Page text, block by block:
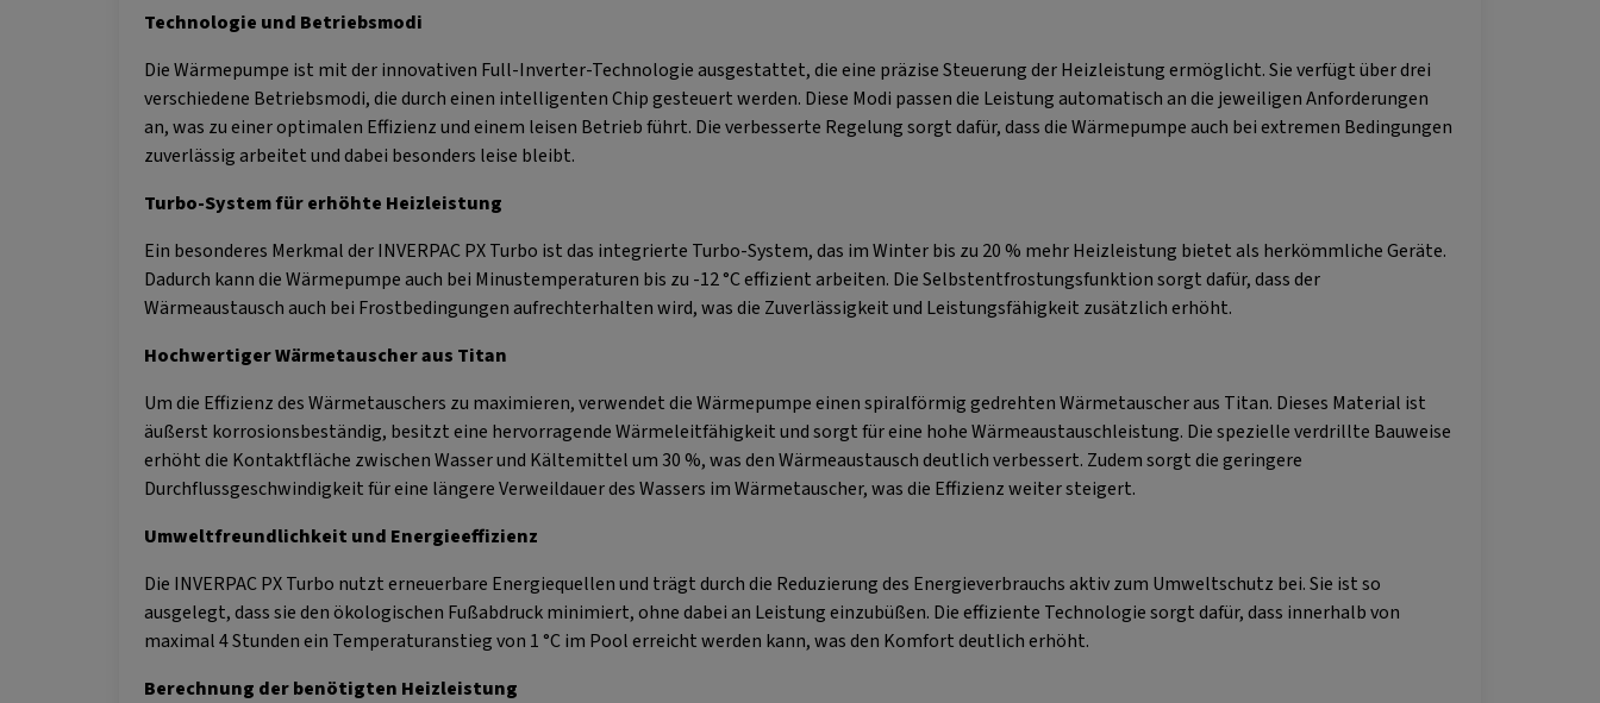
Technologie und Betriebsmodi
Die Wärmepumpe ist mit der innovativen Full-Inverter-Technologie ausgestattet, die eine präzise Steuerung der Heizleistung ermöglicht. Sie verfügt über drei
verschiedene Betriebsmodi, die durch einen intelligenten Chip gesteuert werden. Diese Modi passen die Leistung automatisch an die jeweiligen Anforderungen
an, was zu einer optimalen Effizienz und einem leisen Betrieb führt. Die verbesserte Regelung sorgt dafür, dass die Wärmepumpe auch bei extremen Bedingungen
zuverlässig arbeitet und dabei besonders leise bleibt.
Turbo-System für erhöhte Heizleistung
Ein besonderes Merkmal der INVERPAC PX Turbo ist das integrierte Turbo-System, das im Winter bis zu 20 % mehr Heizleistung bietet als herkömmliche Geräte.
Dadurch kann die Wärmepumpe auch bei Minustemperaturen bis zu -12 °C effizient arbeiten. Die Selbstentfrostungsfunktion sorgt dafür, dass der
Wärmeaustausch auch bei Frostbedingungen aufrechterhalten wird, was die Zuverlässigkeit und Leistungsfähigkeit zusätzlich erhöht.
Hochwertiger Wärmetauscher aus Titan
Um die Effizienz des Wärmetauschers zu maximieren, verwendet die Wärmepumpe einen spiralförmig gedrehten Wärmetauscher aus Titan. Dieses Material ist
äußerst korrosionsbeständig, besitzt eine hervorragende Wärmeleitfähigkeit und sorgt für eine hohe Wärmeaustauschleistung. Die spezielle verdrillte Bauweise
erhöht die Kontaktfläche zwischen Wasser und Kältemittel um 30 %, was den Wärmeaustausch deutlich verbessert. Zudem sorgt die geringere
Durchflussgeschwindigkeit für eine längere Verweildauer des Wassers im Wärmetauscher, was die Effizienz weiter steigert.
Umweltfreundlichkeit und Energieeffizienz
Die INVERPAC PX Turbo nutzt erneuerbare Energiequellen und trägt durch die Reduzierung des Energieverbrauchs aktiv zum Umweltschutz bei. Sie ist so
ausgelegt, dass sie den ökologischen Fußabdruck minimiert, ohne dabei an Leistung einzubüßen. Die effiziente Technologie sorgt dafür, dass innerhalb von
maximal 4 Stunden ein Temperaturanstieg von 1 °C im Pool erreicht werden kann, was den Komfort deutlich erhöht.
Berechnung der benötigten Heizleistung